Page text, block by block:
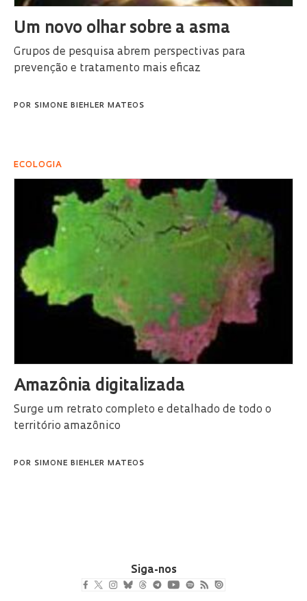
Um novo olhar sobre a asma
Grupos de pesquisa abrem perspectivas para
prevenção e tratamento mais eficaz
POR SIMONE BIEHLER MATEOS
ECOLOGIA
Amazônia digitalizada
Surge um retrato completo e detalhado de todo o
território amazônico
POR SIMONE BIEHLER MATEOS
Siga-nos